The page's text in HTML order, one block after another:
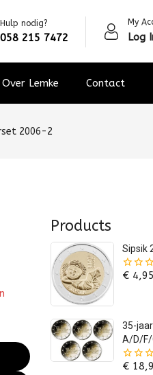
Hulp nodig?
058 215 7472
My
Log
Over Lemke Contact
2006-2
Products
Sipsik
0
€ 4,95
35-
A/D/
0
€